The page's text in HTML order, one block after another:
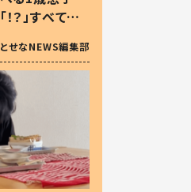
？」すべてを
いから許
とせなNEWS編集部